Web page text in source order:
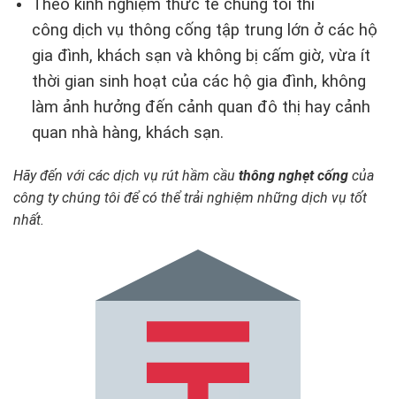
Theo kinh nghiệm thức tế chúng tôi thi
công dịch vụ thông cống tập trung lớn ở các hộ
gia đình, khách sạn và không bị cấm giờ, vừa ít
thời gian sinh hoạt của các hộ gia đình, không
làm ảnh hưởng đến cảnh quan đô thị hay cảnh
quan nhà hàng, khách sạn.
Hãy đến với các dịch vụ rút hầm cầu thông nghẹt cống của
công ty chúng tôi để có thể trải nghiệm những dịch vụ tốt
nhất.